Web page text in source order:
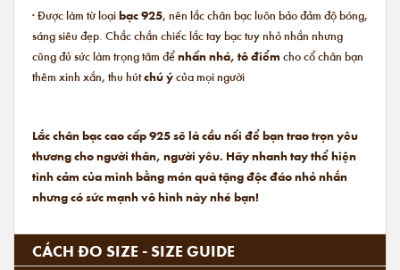
· Được làm từ loạibạc 925, nên lắc chân bạc luôn bảo đảm độ bóng,
sáng siêu đẹp. Chắc chắn chiếc lắc tay bạc tuy nhỏ nhắn nhưng
cũng đủ sức làm trọng tâm đểnhấn nhá, tô điểm cho cổ chân bạn
thêm xinh xắn, thu hútchú ýcủa mọi người
Lắc chân bạc cao cấp 925 sẽ là cầu nối để bạn trao trọn yêu
thương cho người thân, người yêu. Hãy nhanh tay thể hiện
tình cảm của mình bằng món quà tặng độc đáo nhỏ nhắn
nhưng có sức mạnh vô hình này nhé bạn!
CÁCH ĐO SIZE - SIZE GUIDE